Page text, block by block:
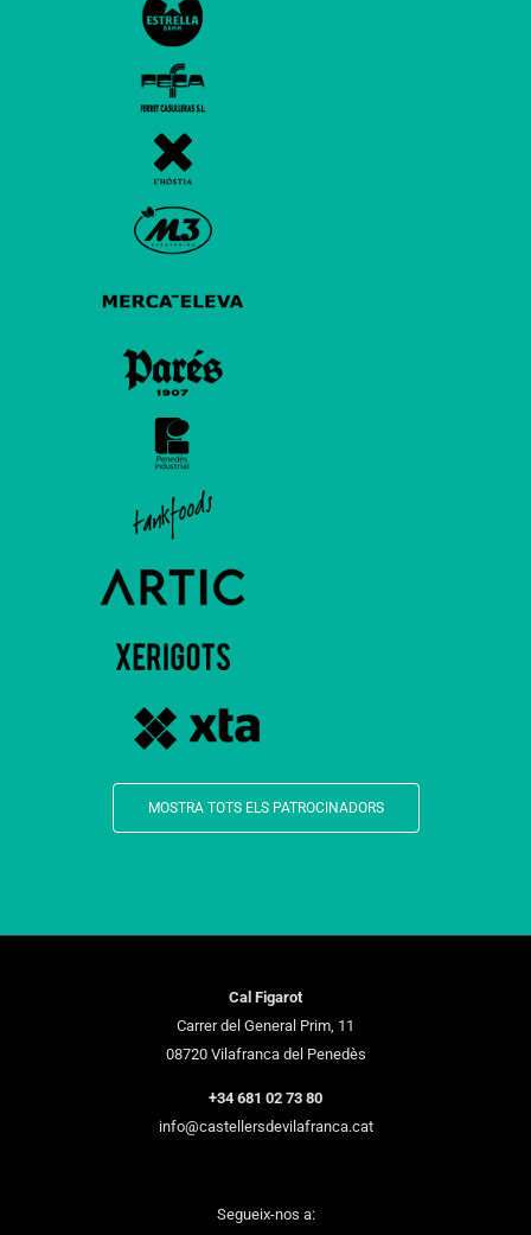
MOSTRA TOTS ELS PATROCINADORS
Cal Figarot
Carrer del General Prim, 11
08720 Vilafranca del Penedès
+34 681 02 73 80
info@castellersdevilafranca.cat
Segueix-nos a: